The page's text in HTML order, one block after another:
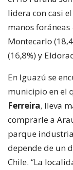
lidera con casi
manos
Montecarlo
(16,8%) y
En Iguazú se
municipio en el
Ferreira, lleva
comprarle a
parque
depende de un
Chile. “La